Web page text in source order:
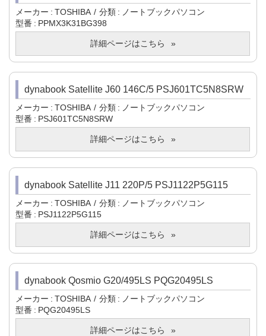
メーカー TOSHIBA 分類
ノートブックパソコン
型番
PPMX3K31BG398
詳細ページはこちら
dynabook Satellite J60 146C/5 PSJ601TC5N8SRW
メーカー TOSHIBA 分類
ノートブックパソコン
型番
PSJ601TC5N8SRW
詳細ページはこちら
dynabook Satellite J11 220P/5 PSJ1122P5G115
メーカー TOSHIBA 分類
ノートブックパソコン
型番
PSJ1122P5G115
詳細ページはこちら
dynabook Qosmio G20/495LS PQG20495LS
メーカー TOSHIBA 分類
ノートブックパソコン
型番
PQG20495LS
詳細ページはこちら